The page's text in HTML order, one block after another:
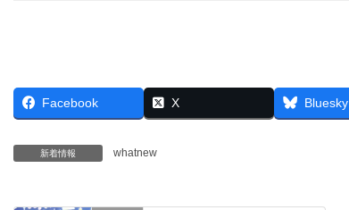
Facebook X Bluesky
新着情報 whatnew